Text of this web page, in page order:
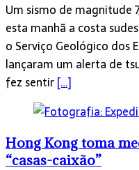
Um sismo de magnitude
esta manhã a costa
o Serviço Geológico dos
lançaram um alerta de
fez sentir[…]
Hong Kong toma
“casas-caixão”